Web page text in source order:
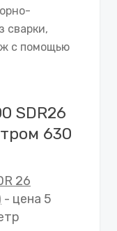
сварки,
с помощью
SDR26
630
26
- цена 5